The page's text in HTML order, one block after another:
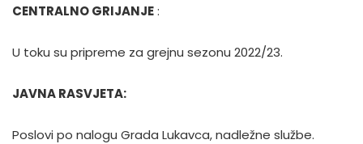
CENTRALNO GRIJANJE:
U toku su pripreme za grejnu sezonu 2022/23.
JAVNA RASVJETA:
Poslovi po nalogu Grada Lukavca, nadležne službe.